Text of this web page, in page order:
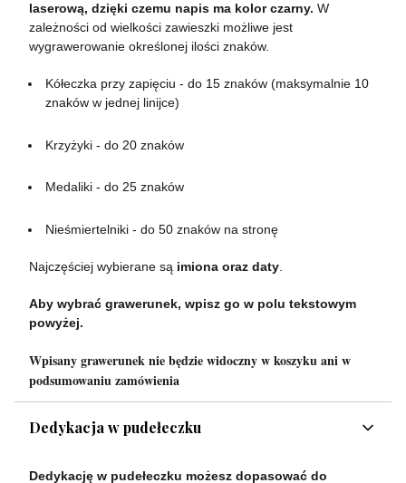
laserową, dzięki czemu napis ma kolor czarny. W
zależności od wielkości zawieszki możliwe jest
wygrawerowanie określonej ilości znaków.
Kółeczka przy zapięciu - do 15 znaków (maksymalnie 10
znaków w jednej linijce)
Krzyżyki - do 20 znaków
Medaliki - do 25 znaków
Nieśmiertelniki - do 50 znaków na stronę
Najczęściej wybierane są imiona oraz daty
Aby wybrać grawerunek, wpisz go w polu tekstowym
powyżej.
Wpisany grawerunek nie będzie widoczny w koszyku ani w
podsumowaniu zamówienia
Dedykacja w pudełeczku
Dedykację w pudełeczku możesz dopasować do